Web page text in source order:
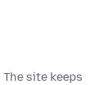
site keeps